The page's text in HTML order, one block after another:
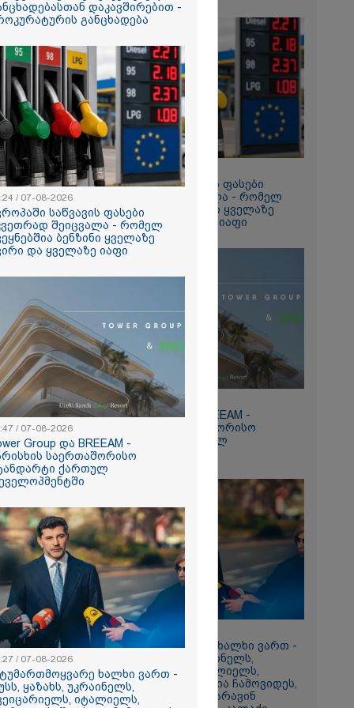
SpaceX-ის
შეჯახების
-
აპარატმა
და
– რატომ
დარღვევებს
1032.90
დღეს არ
13:24 / 07-08-2026
ევროპაში საწვავის ფასები
მკვეთრად შეიცვალა - რომელ
ქვეყნებშია ბენზინი ყველაზე
ძვირი და ყველაზე იაფი
15:47 / 07-08-2026
Tower Group და BREEAM -
ხარისხის საერთაშორისო
სტანდარტი ქართულ
დეველოპმენტში
13:27 / 07-08-2026
"სტუმართმოყვარე ხალხი ვართ -
რუსს, ყაზახს, უკრაინელს,
შვეიცარიელს, იტალიელს,
ამერიკელს, შეუძლია ჩამოვიდეს,
დახარჯოს ფული... არავინ
დაკავშირებით -
განცხადება
/ 07-08-2026
საწვავის ფასები
შეიცვალა - რომელ
ბენზინი ყველაზე
და ყველაზე იაფი
/ 07-08-2026
Group და BREEAM -
საერთაშორისო
ქართულ
/ 07-08-2026
ხალხი ვართ -
ყაზახს, უკრაინელს,
იტალიელს,